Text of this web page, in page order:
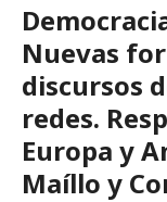
Nuevas
discursos
redes.
Europa y
Maíllo y